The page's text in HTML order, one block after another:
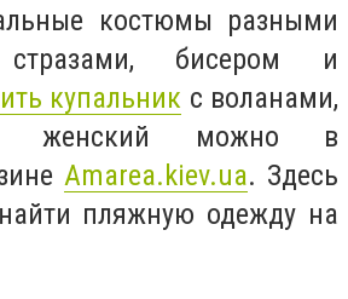
костюмы разными
бисером и
купальник с воланами,
женский можно в
Amarea.kiev.ua. Здесь
пляжную одежду на